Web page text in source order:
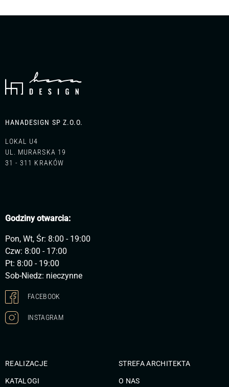
HANADESIGN SP Z.O.O.
LOKAL U4
UL. MURARSKA 19
31 - 311 KRAKÓW
Godziny otwarcia:
Pon, Wt, Śr: 8:00 - 19:00
Czw: 8:00 - 17:00
Pt: 8:00 - 19:00
Sob-Niedz: nieczynne
FACEBOOK
INSTAGRAM
REALIZACJE
KATALOGI
STREFA ARCHITEKTA
O NAS